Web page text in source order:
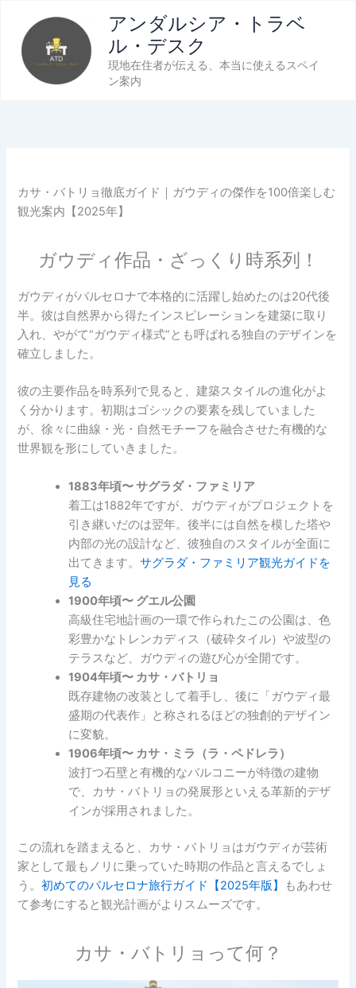
アンダルシア・トラベ
ル・デスク
現地在住者が伝える、本当に使えるスペイ
ン案内
カサ・バトリョ徹底ガイド｜ガウディの傑作を100倍楽しむ
観光案内【2025年】
ガウディ作品・ざっくり時系列！
ガウディがバルセロナで本格的に活躍し始めたのは20代後
半。彼は自然界から得たインスピレーションを建築に取り
入れ、やがて“ガウディ様式”とも呼ばれる独自のデザインを
確立しました。
彼の主要作品を時系列で見ると、建築スタイルの進化がよ
く分かります。初期はゴシックの要素を残していました
が、徐々に曲線・光・自然モチーフを融合させた有機的な
世界観を形にしていきました。
1883年頃〜 サグラダ・ファミリア
着工は1882年ですが、ガウディがプロジェクトを
引き継いだのは翌年。後半には自然を模した塔や
内部の光の設計など、彼独自のスタイルが全面に
出てきます。サグラダ・ファミリア観光ガイドを
見る
1900年頃〜 グエル公園
高級住宅地計画の一環で作られたこの公園は、色
彩豊かなトレンカディス（破砕タイル）や波型の
テラスなど、ガウディの遊び心が全開です。
1904年頃〜 カサ・バトリョ
既存建物の改装として着手し、後に「ガウディ最
盛期の代表作」と称されるほどの独創的デザイン
に変貌。
1906年頃〜 カサ・ミラ（ラ・ペドレラ）
波打つ石壁と有機的なバルコニーが特徴の建物
で、カサ・バトリョの発展形といえる革新的デザ
インが採用されました。
この流れを踏まえると、カサ・バトリョはガウディが芸術
家として最もノリに乗っていた時期の作品と言えるでしょ
う。初めてのバルセロナ旅行ガイド【2025年版】
もあわせ
て参考にすると観光計画がよりスムーズです。
カサ・バトリョって何？